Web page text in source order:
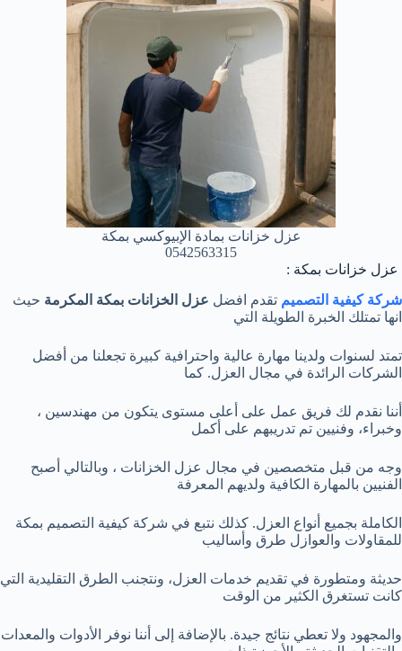
عزل خزانات بمادة الإبيوكسي بمكة
0542563315
عزل خزانات بمكة :
شركة كيفية التصميم تقدم افضل عزل الخزانات بمكة المكرمة حيث
انها تمتلك الخبرة الطويلة التي
تمتد لسنوات ولدينا مهارة عالية واحترافية كبيرة تجعلنا من أفضل
الشركات الرائدة في مجال العزل. كما
أننا نقدم لك فريق عمل على أعلى مستوى يتكون من مهندسين ،
وخبراء، وفنيين تم تدريبهم على أكمل
وجه من قبل متخصصين في مجال عزل الخزانات ، وبالتالي أصبح
الفنيين بالمهارة الكافية ولديهم المعرفة
الكاملة بجميع أنواع العزل. كذلك نتبع في شركة كيفية التصميم بمكة
للمقاولات والعوازل طرق وأساليب
حديثة ومتطورة في تقديم خدمات العزل، ونتجنب الطرق التقليدية التي
كانت تستغرق الكثير من الوقت
والمجهود ولا تعطي نتائج جيدة. بالإضافة إلى أننا نوفر الأدوات والمعدات